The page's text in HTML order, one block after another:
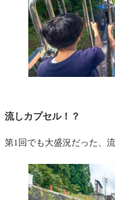
流しカプセル！？
第1回でも大盛況だった、